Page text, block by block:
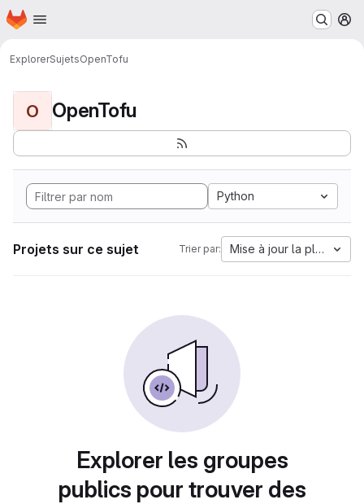
Passer au contenu principal
Page d'accueil
ExplorerSujetsOpenTofu
O OpenTofu
Python
Projets sur ce sujet Trier par: Mise à jour la plus
Explorer les groupes
publics pour trouver des